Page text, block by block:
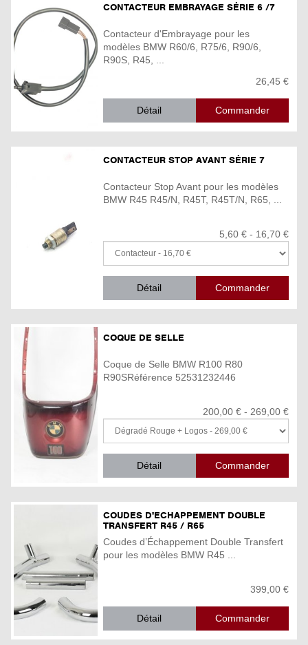
CONTACTEUR EMBRAYAGE SÉRIE 6 /7
Contacteur d'Embrayage pour les
modèles BMW R60/6, R75/6, R90/6,
R90S, R45, ...
26,45 €
Détail
CONTACTEUR STOP AVANT SÉRIE 7
Contacteur Stop Avant pour les modèles
BMW R45 R45/N, R45T, R45T/N, R65, ...
5,60 € - 16,70 €
Détail
COQUE DE SELLE
Coque de Selle BMW R100 R80
R90SRéférence 52531232446
200,00 € - 269,00 €
Détail
COUDES D'ECHAPPEMENT DOUBLE
TRANSFERT R45 / R65
Coudes d’Échappement Double Transfert
pour les modèles BMW R45 ...
399,00 €
Détail